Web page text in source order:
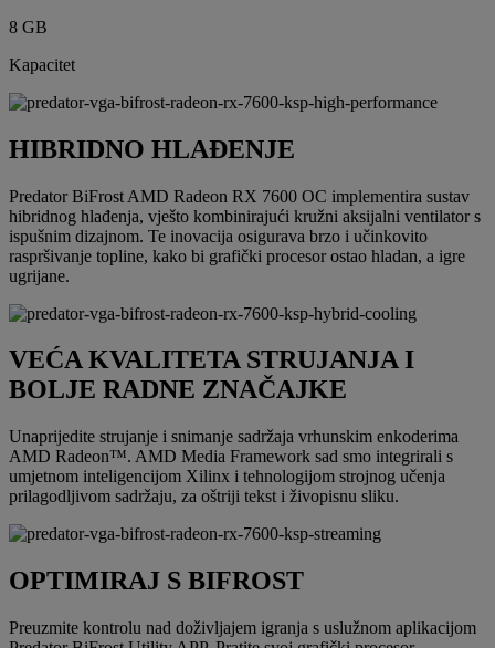
8 GB
Kapacitet
HIBRIDNO HLAĐENJE
Predator BiFrost AMD Radeon RX 7600 OC implementira sustav
hibridnog hlađenja, vješto kombinirajući kružni aksijalni ventilator s
ispušnim dizajnom. Te inovacija osigurava brzo i učinkovito
raspršivanje topline, kako bi grafički procesor ostao hladan, a igre
ugrijane.
VEĆA KVALITETA STRUJANJA I
BOLJE RADNE ZNAČAJKE
Unaprijedite strujanje i snimanje sadržaja vrhunskim enkoderima
AMD Radeon™. AMD Media Framework sad smo integrirali s
umjetnom inteligencijom Xilinx i tehnologijom strojnog učenja
prilagodljivom sadržaju, za oštriji tekst i živopisnu sliku.
OPTIMIRAJ S BIFROST
Preuzmite kontrolu nad doživljajem igranja s uslužnom aplikacijom